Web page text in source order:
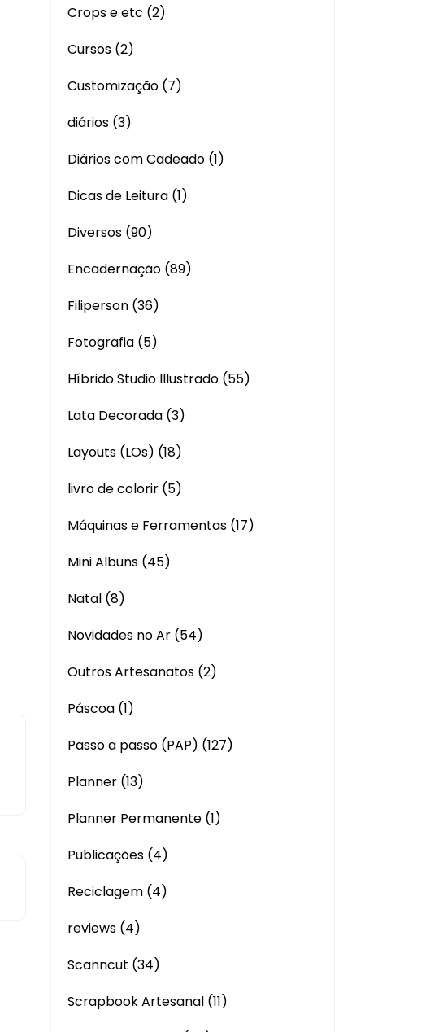
Crops e etc (2)
Cursos (2)
Customização (7)
diários (3)
Diários com Cadeado (1)
Dicas de Leitura (1)
Diversos (90)
Encadernação (89)
Filiperson (36)
Fotografia (5)
Híbrido Studio Illustrado (55)
Lata Decorada (3)
Layouts (LOs) (18)
livro de colorir (5)
Máquinas e Ferramentas (17)
Mini Albuns (45)
Natal (8)
Novidades no Ar (54)
Outros Artesanatos (2)
Páscoa (1)
Passo a passo (PAP) (127)
Planner (13)
Planner Permanente (1)
Publicações (4)
Reciclagem (4)
reviews (4)
Scanncut (34)
Scrapbook Artesanal (11)